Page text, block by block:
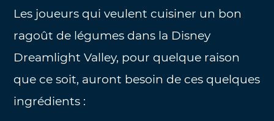
Les joueurs qui veulent cuisiner un bon
ragoût de légumes dans la Disney
Dreamlight Valley, pour quelque raison
que ce soit, auront besoin de ces quelques
ingrédients :